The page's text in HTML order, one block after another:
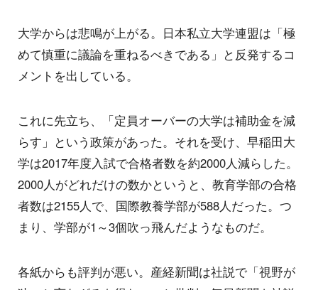
大学からは悲鳴が上がる。日本私立大学連盟は「極
めて慎重に議論を重ねるべきである」と反発するコ
メントを出している。
これに先立ち、「定員オーバーの大学は補助金を減
らす」という政策があった。それを受け、早稲田大
学は2017年度入試で合格者数を約2000人減らした。
2000人がどれだけの数かというと、教育学部の合格
者数は2155人で、国際教養学部が588人だった。つ
まり、学部が1～3個吹っ飛んだようなものだ。
各紙からも評判が悪い。産経新聞は社説で「視野が